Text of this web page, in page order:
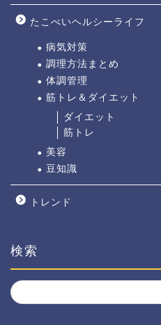
たこべいヘルシーライフ
病気対策
調理方法まとめ
体調管理
筋トレ＆ダイエット
ダイエット
筋トレ
美容
豆知識
トレンド
検索